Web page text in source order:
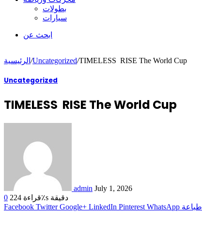
بطولات
سيارات
ابحث عن
الرئيسية /Uncategorized/TIMELESS RISE The World Cup
Uncategorized
TIMELESS RISE The World Cup
admin July 1, 2026
0 224
قراءة٪s دقيقة
Facebook Twitter Google+ LinkedIn Pinterest WhatsApp طباعة